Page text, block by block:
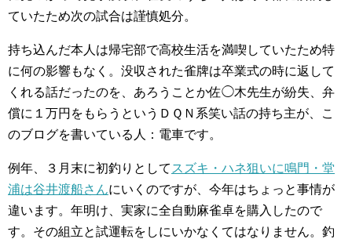
ていたため次の試合は謹慎処分。
持ち込んだ本人は帰宅部で高校生活を満喫していたため特
に何の影響もなく。没収された雀牌は卒業式の時に返して
くれる話だったのを、あろうことか佐◯木先生が紛失、弁
償に１万円をもらうというＤＱＮ系笑い話の持ち主が、こ
のブログを書いている人：電車です。
例年、３月末に初釣りとして スズキ・ハネ狙いに鳴門・堂
浦は谷井渡船さんにいくのですが、今年はちょっと事情が
違います。年明け、実家に全自動麻雀卓を購入したので
す。その組立と試運転をしにいかなくてはなりません。釣